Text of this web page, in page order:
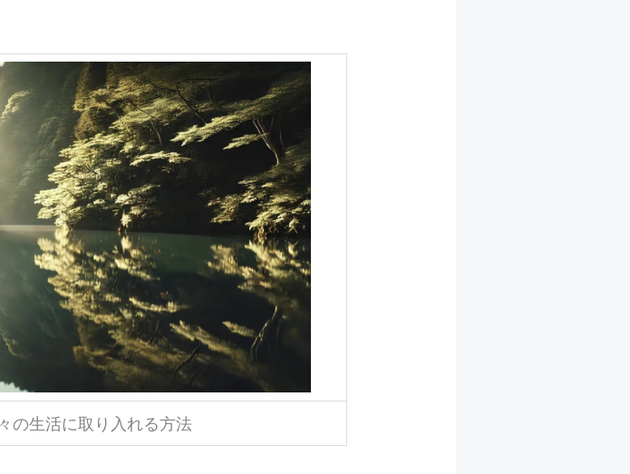
の生活に取り入れる方法